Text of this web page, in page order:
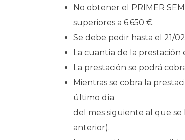
No obtener el PRIMER
superiores a 6.650 €.
Se debe pedir hasta el 21/
La cuantía de la prestación
La prestación se podrá
Mientras se cobra la
último día
del mes siguiente al que se
anterior).